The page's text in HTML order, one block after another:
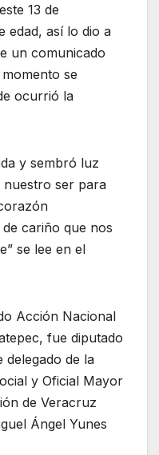
13 de
edad, así lo dio a
un comunicado
se
ocurrió la
y sembró luz
nuestro ser para
cariño que nos
se lee en el
Acción Nacional
fue diputado
delegado de la
y Oficial Mayor
de Veracruz
Ángel Yunes